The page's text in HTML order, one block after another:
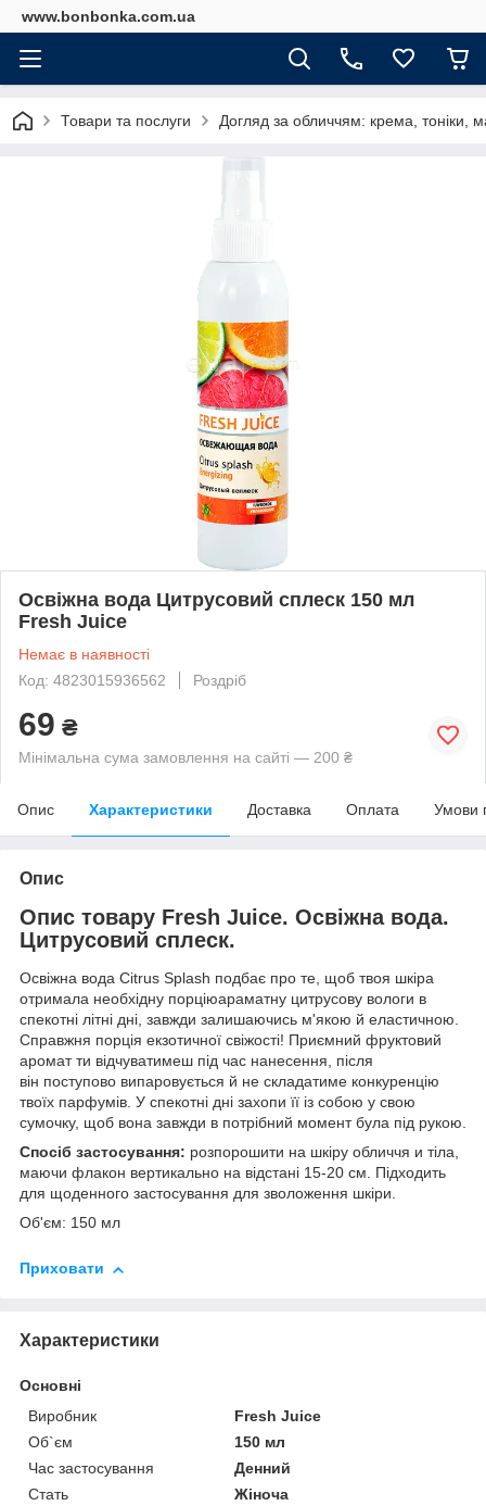
www.bonbonka.com.ua
Товари та послуги Догляд за обличчям: крема, тоніки,
Освіжна вода Цитрусовий сплеск 150 мл
Fresh Juice
Немає в наявності
Код: 4823015936562
Роздріб
69 ₴
Мінімальна сума замовлення на сайті — 200 ₴
Опис Характеристики Доставка Оплата Умови
Опис
Опис товару Fresh Juice. Освіжна вода.
Цитрусовий сплеск.
Освіжна вода Citrus Splash подбає про те, щоб твоя шкіра
отримала необхідну порціюараматну цитрусову вологи в
спекотні літні дні, завжди залишаючись м'якою й еластичною.
Справжня порція екзотичної свіжості! Приємний фруктовий
аромат ти відчуватимеш під час нанесення, після
він поступово випаровується й не складатиме конкуренцію
твоїх парфумів. У спекотні дні захопи її із собою у свою
сумочку, щоб вона завжди в потрібний момент була під рукою.
Спосіб застосування: розпорошити на шкіру обличчя и тіла,
маючи флакон вертикально на відстані 15-20 см. Підходить
для щоденного застосування для зволоження шкіри.
Об'єм: 150 мл
Приховати
Характеристики
Основні
Виробник
Fresh Juice
Об`єм
150 мл
Час застосування
Денний
Стать
Жіноча